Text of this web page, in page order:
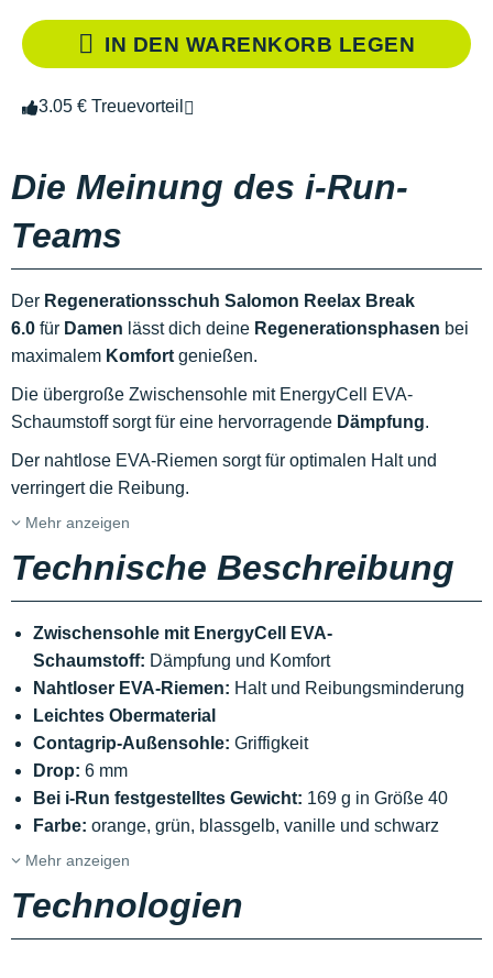
IN DEN WARENKORB LEGEN
3.05 € Treuevorteil
Die Meinung des i-Run-
Teams
Der Regenerationsschuh Salomon Reelax Break
6.0 für Damen lässt dich deine Regenerationsphasen bei
maximalem Komfort genießen.
Die übergroße Zwischensohle mit EnergyCell EVA-
Schaumstoff sorgt für eine hervorragende Dämpfung.
Der nahtlose EVA-Riemen sorgt für optimalen Halt und
verringert die Reibung.
Mehr anzeigen
Technische Beschreibung
Zwischensohle mit EnergyCell EVA-
Schaumstoff: Dämpfung und Komfort
Nahtloser EVA-Riemen: Halt und Reibungsminderung
Leichtes Obermaterial
Contagrip-Außensohle: Griffigkeit
Drop: 6 mm
Bei i-Run festgestelltes Gewicht: 169 g in Größe 40
Farbe: orange, grün, blassgelb, vanille und schwarz
Mehr anzeigen
Technologien